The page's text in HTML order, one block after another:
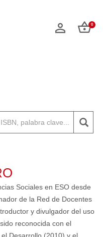
0
Sociales en ESO desde
de la Red de Docentes
y divulgador del uso
reconocida con el